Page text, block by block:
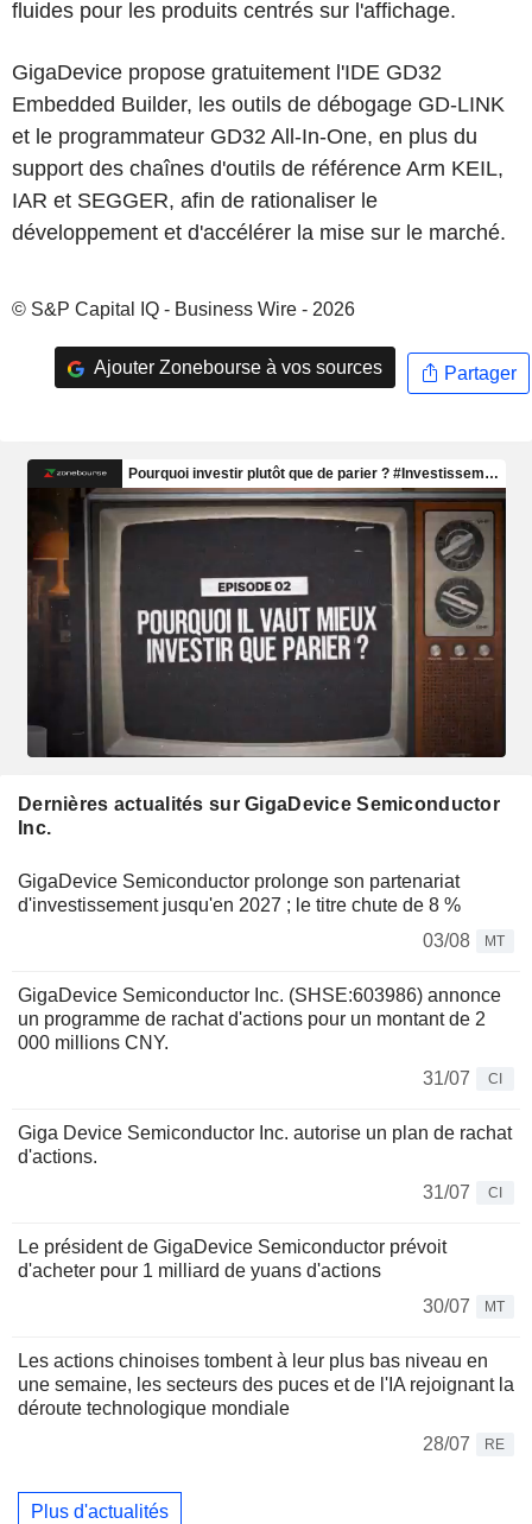
fluides pour les produits centrés sur l'affichage.
GigaDevice propose gratuitement l'IDE GD32
Embedded Builder, les outils de débogage GD-LINK
et le programmateur GD32 All-In-One, en plus du
support des chaînes d'outils de référence Arm KEIL,
IAR et SEGGER, afin de rationaliser le
développement et d'accélérer la mise sur le marché.
© S&P Capital IQ - Business Wire - 2026
Ajouter Zonebourse à vos sources Partager
Dernières actualités sur GigaDevice Semiconductor
Inc.
GigaDevice Semiconductor prolonge son partenariat
d'investissement jusqu'en 2027 ; le titre chute de 8 %
03/08
MT
GigaDevice Semiconductor Inc. (SHSE:603986) annonce
un programme de rachat d'actions pour un montant de 2
000 millions CNY.
31/07
CI
Giga Device Semiconductor Inc. autorise un plan de rachat
d'actions.
31/07
CI
Le président de GigaDevice Semiconductor prévoit
d'acheter pour 1 milliard de yuans d'actions
30/07
MT
Les actions chinoises tombent à leur plus bas niveau en
une semaine, les secteurs des puces et de l'IA rejoignant la
déroute technologique mondiale
28/07
RE
Plus d'actualités